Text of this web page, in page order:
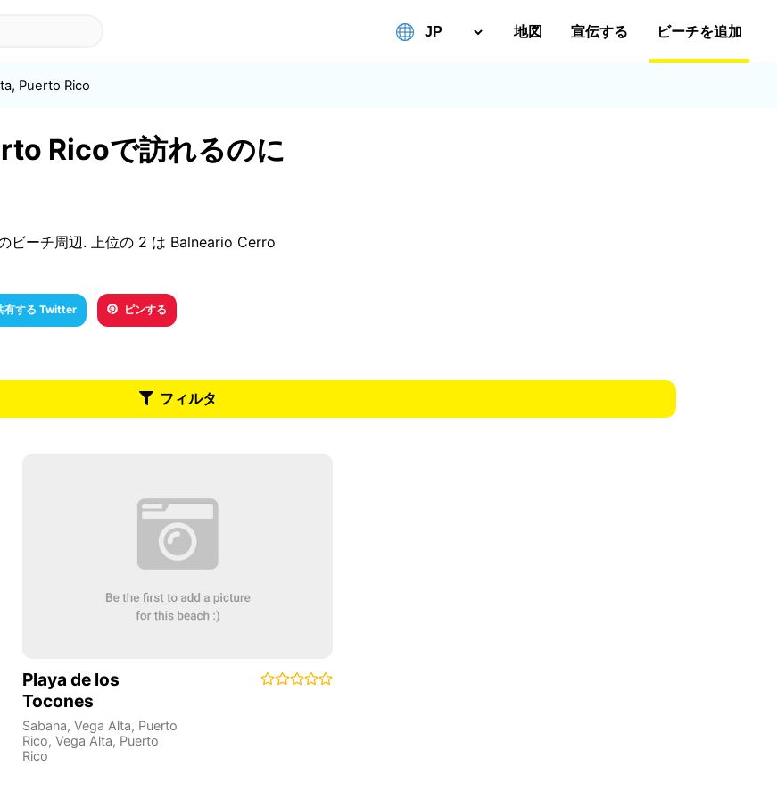
地図 宣伝する ビーチを追加
Puerto Rico
Ricoで訪れるのに
ビーチ周辺. 上位の 2 は Balneario Cerro
有する Twitter ピンする
フィルタ
Playa de los
Tocones
Sabana, Vega Alta, Puerto
Rico, Vega Alta, Puerto
Rico